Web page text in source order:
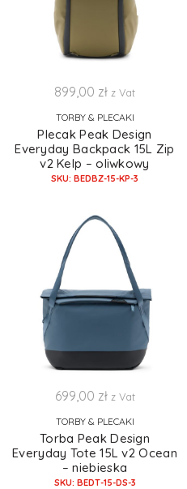
899,00 zł z Vat
TORBY & PLECAKI
Plecak Peak Design
Everyday Backpack 15L Zip
v2 Kelp – oliwkowy
SKU: BEDBZ-15-KP-3
699,00 zł z Vat
TORBY & PLECAKI
Torba Peak Design
Everyday Tote 15L v2 Ocean
– niebieska
SKU: BEDT-15-DS-3